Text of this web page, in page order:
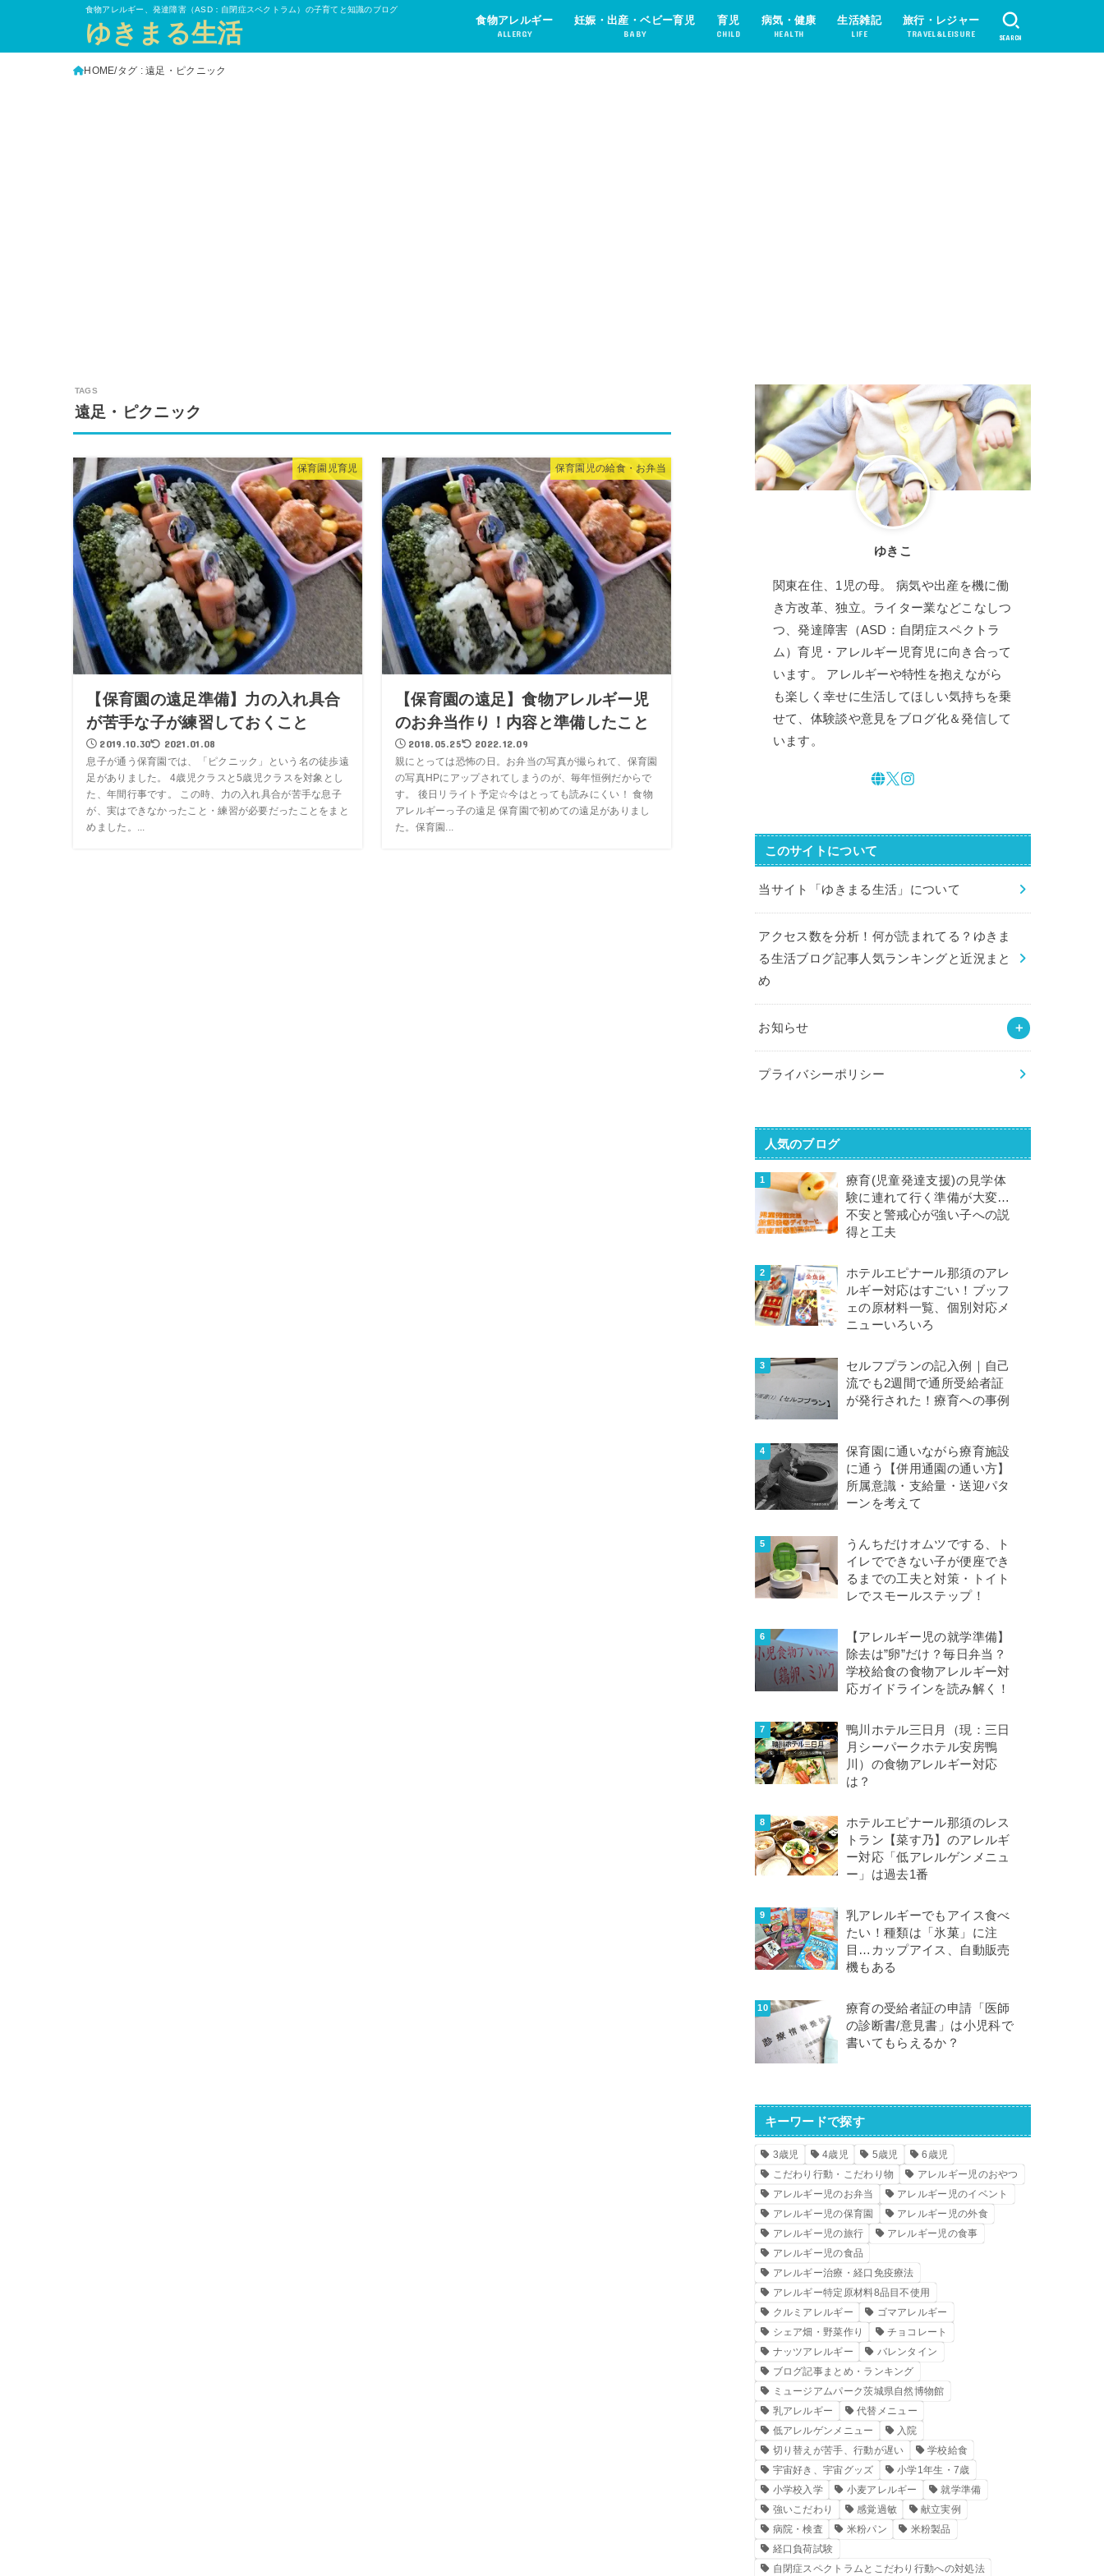
食物アレルギー、発達障害（ASD：自閉症スペクトラム）の子育てと知識のブログ
ゆきまる生活 食物アレルギー
ALLERGY
妊娠・出産・ベビー育児
BABY
育児
CHILD
病気・健康
HEALTH
生活雑記
LIFE
旅行・レジャー
TRAVEL&LEISURE SEARCH
HOME タグ : 遠足・ピクニック
遠足・ピクニック
保育園児育児
【保育園の遠足準備】力の入れ具合
が苦手な子が練習しておくこと
2019.10.30 2021.01.08
息子が通う保育園では、「ピクニック」という名の徒歩遠
足がありました。 4歳児クラスと5歳児クラスを対象とし
た、年間行事です。 この時、力の入れ具合が苦手な息子
が、実はできなかったこと・練習が必要だったことをまと
めました。...
保育園児の給食・お弁当
【保育園の遠足】食物アレルギー児
のお弁当作り！内容と準備したこと
2018.05.25 2022.12.09
親にとっては恐怖の日。お弁当の写真が撮られて、保育園
の写真HPにアップされてしまうのが、毎年恒例だからで
す。 後日リライト予定☆今はとっても読みにくい！ 食物
アレルギーっ子の遠足 保育園で初めての遠足がありまし
た。保育園...
ゆきこ
関東在住、1児の母。 病気や出産を機に働
き方改革、独立。ライター業などこなしつ
つ、発達障害（ASD：自閉症スペクトラ
ム）育児・アレルギー児育児に向き合って
います。 アレルギーや特性を抱えながら
も楽しく幸せに生活してほしい気持ちを乗
せて、体験談や意見をブログ化＆発信して
います。
このサイトについて
当サイト「ゆきまる生活」について
アクセス数を分析！何が読まれてる？ゆきま
る生活ブログ記事人気ランキングと近況まと
め
お知らせ
プライバシーポリシー
人気のブログ
療育(児童発達支援)の見学体
験に連れて行く準備が大変…
不安と警戒心が強い子への説
得と工夫
ホテルエピナール那須のアレ
ルギー対応はすごい！ブッフ
ェの原材料一覧、個別対応メ
ニューいろいろ
セルフプランの記入例｜自己
流でも2週間で通所受給者証
が発行された！療育への事例
保育園に通いながら療育施設
に通う【併用通園の通い方】
所属意識・支給量・送迎パタ
ーンを考えて
うんちだけオムツでする、ト
イレでできない子が便座でき
るまでの工夫と対策・トイト
レでスモールステップ！
【アレルギー児の就学準備】
除去は”卵”だけ？毎日弁当？
学校給食の食物アレルギー対
応ガイドラインを読み解く！
鴨川ホテル三日月（現：三日
月シーパークホテル安房鴨
川）の食物アレルギー対応
は？
ホテルエピナール那須のレス
トラン【菜す乃】のアレルギ
ー対応「低アレルゲンメニュ
ー」は過去1番
乳アレルギーでもアイス食べ
たい！種類は「氷菓」に注
目…カップアイス、自動販売
機もある
療育の受給者証の申請「医師
の診断書/意見書」は小児科で
書いてもらえるか？
キーワードで探す
3歳児 4歳児 5歳児
6歳児
こだわり行動・こだわり物
アレルギー児のおやつ
アレルギー児のお弁当
アレルギー児のイベント
アレルギー児の保育園
アレルギー児の外食
アレルギー児の旅行
アレルギー児の食事
アレルギー児の食品
アレルギー治療・経口免疫療法
アレルギー特定原材料8品目不使用
クルミアレルギー
ゴマアレルギー
シェア畑・野菜作り
チョコレート
ナッツアレルギー
バレンタイン
ブログ記事まとめ・ランキング
ミュージアムパーク茨城県自然博物館
乳アレルギー
代替メニュー
低アレルゲンメニュー
入院
切り替えが苦手、行動が遅い
学校給食
宇宙好き、宇宙グッズ
小学1年生・7歳
小学校入学
小麦アレルギー
就学準備
強いこだわり
感覚過敏
献立実例
病院・検査
米粉パン
米粉製品
経口負荷試験
自閉症スペクトラムとこだわり行動への対処法